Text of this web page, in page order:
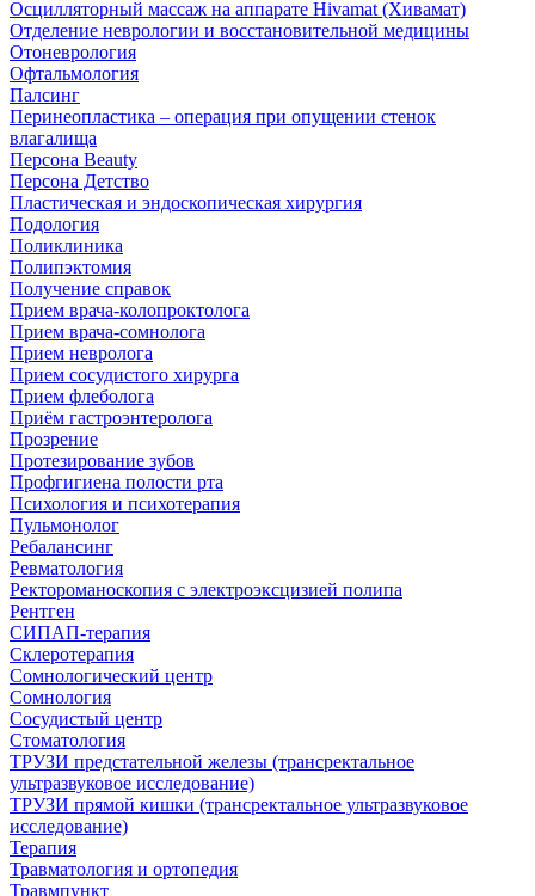
Осцилляторный массаж на аппарате Hivamat (Хивамат)
Отделение неврологии и восстановительной медицины
Отоневрология
Офтальмология
Палсинг
Перинеопластика – операция при опущении стенок
влагалища
Персона Beauty
Персона Детство
Пластическая и эндоскопическая хирургия
Подология
Поликлиника
Полипэктомия
Получение справок
Прием врача-колопроктолога
Прием врача-сомнолога
Прием невролога
Прием сосудистого хирурга
Прием флеболога
Приём гастроэнтеролога
Прозрение
Протезирование зубов
Профгигиена полости рта
Психология и психотерапия
Пульмонолог
Ребалансинг
Ревматология
Ректороманоскопия с электроэксцизией полипа
Рентген
СИПАП-терапия
Склеротерапия
Сомнологический центр
Сомнология
Сосудистый центр
Стоматология
ТРУЗИ предстательной железы (трансректальное
ультразвуковое исследование)
ТРУЗИ прямой кишки (трансректальное ультразвуковое
исследование)
Терапия
Травматология и ортопедия
Травмпункт